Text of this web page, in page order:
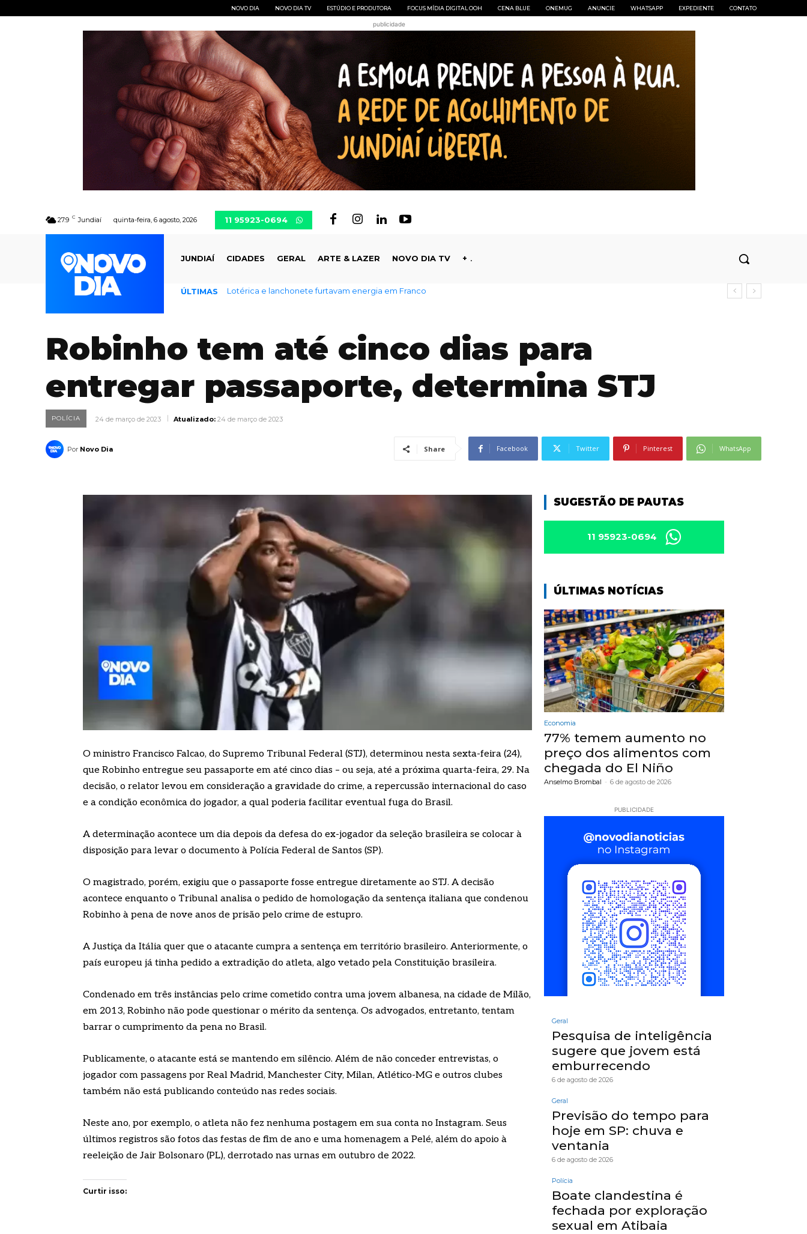
NOVO DIA NOVO DIA TV ESTÚDIO E PRODUTORA FOCUS MÍDIA DIGITAL OOH CENA BLUE ONEMUG ANUNCIE WHATSAPP EXPEDIENTE CONTATO
publicidade
27.9 C Jundiaí quinta-feira, 6 agosto, 2026 11 95923-0694
JUNDIAÍ CIDADES GERAL ARTE & LAZER NOVO DIA TV +
ÚLTIMAS 77% temem aumento no preço dos alimentos com chegada do El Niño
Robinho tem até cinco dias para
entregar passaporte, determina STJ
POLÍCIA 24 de março de 2023 Atualizado: 24 de março de 2023
Por Novo Dia Share Facebook Twitter Pinterest WhatsApp
O ministro Francisco Falcao, do Supremo Tribunal Federal (STJ), determinou nesta sexta-feira (24),
que Robinho entregue seu passaporte em até cinco dias – ou seja, até a próxima quarta-feira, 29. Na
decisão, o relator levou em consideração a gravidade do crime, a repercussão internacional do caso
e a condição econômica do jogador, a qual poderia facilitar eventual fuga do Brasil.
A determinação acontece um dia depois da defesa do ex-jogador da seleção brasileira se colocar à
disposição para levar o documento à Polícia Federal de Santos (SP).
O magistrado, porém, exigiu que o passaporte fosse entregue diretamente ao STJ. A decisão
acontece enquanto o Tribunal analisa o pedido de homologação da sentença italiana que condenou
Robinho à pena de nove anos de prisão pelo crime de estupro.
A Justiça da Itália quer que o atacante cumpra a sentença em território brasileiro. Anteriormente, o
país europeu já tinha pedido a extradição do atleta, algo vetado pela Constituição brasileira.
Condenado em três instâncias pelo crime cometido contra uma jovem albanesa, na cidade de Milão,
em 2013, Robinho não pode questionar o mérito da sentença. Os advogados, entretanto, tentam
barrar o cumprimento da pena no Brasil.
Publicamente, o atacante está se mantendo em silêncio. Além de não conceder entrevistas, o
jogador com passagens por Real Madrid, Manchester City, Milan, Atlético-MG e outros clubes
também não está publicando conteúdo nas redes sociais.
Neste ano, por exemplo, o atleta não fez nenhuma postagem em sua conta no Instagram. Seus
últimos registros são fotos das festas de fim de ano e uma homenagem a Pelé, além do apoio à
reeleição de Jair Bolsonaro (PL), derrotado nas urnas em outubro de 2022.
Curtir isso:
SUGESTÃO DE PAUTAS
11 95923-0694
ÚLTIMAS NOTÍCIAS
Economia
77% temem aumento no
preço dos alimentos com
chegada do El Niño
Anselmo Brombal - 6 de agosto de 2026
PUBLICIDADE
Geral
Pesquisa de inteligência
sugere que jovem está
emburrecendo
6 de agosto de 2026
Geral
Previsão do tempo para
hoje em SP: chuva e
ventania
6 de agosto de 2026
Polícia
Boate clandestina é
fechada por exploração
sexual em Atibaia